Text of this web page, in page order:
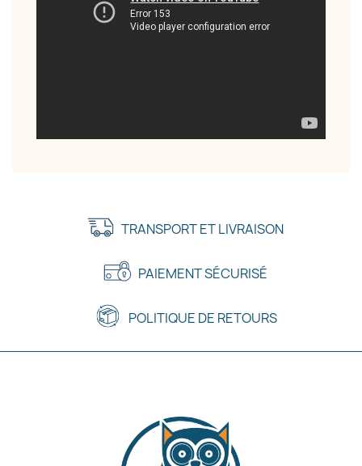
TRANSPORT ET LIVRAISON
PAIEMENT SÉCURISÉ
POLITIQUE DE RETOURS